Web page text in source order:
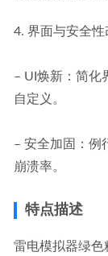
4. 界面与安全性
– UI焕新：简化
自定义。
– 安全加固：例
崩溃率。
特点描述
雷电模拟器绿色